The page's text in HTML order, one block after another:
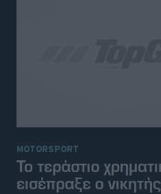
MOTORSPORT
Το τεράστιο
εισέπραξε ο